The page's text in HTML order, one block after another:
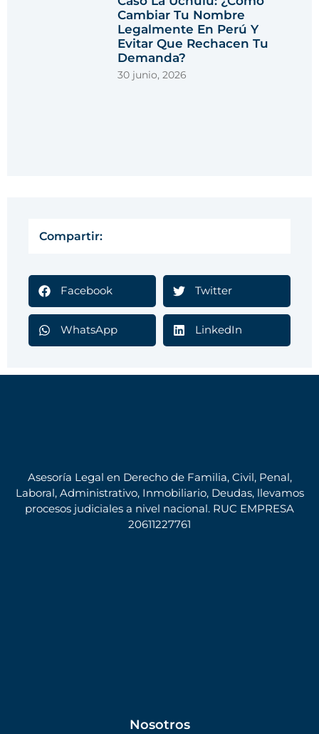
Cambiar Tu Nombre
Legalmente En Perú Y
Evitar Que Rechacen Tu
Demanda?
30 junio, 2026
Compartir:
Facebook Twitter
WhatsApp LinkedIn
Asesoría Legal en Derecho de Familia, Civil, Penal,
Laboral, Administrativo, Inmobiliario, Deudas, llevamos
procesos judiciales a nivel nacional. RUC EMPRESA
20611227761
Nosotros